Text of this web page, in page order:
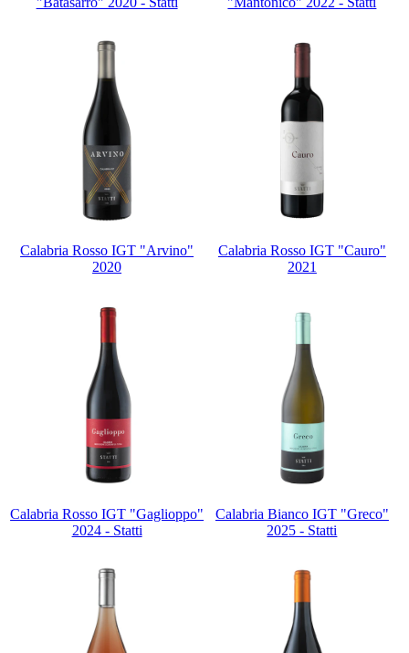
Calabria Rosso IGT "Arvino"
2020
Calabria Rosso IGT "Cauro"
2021
Calabria Rosso IGT "Gaglioppo"
2024 - Statti
Calabria Bianco IGT "Greco"
2025 - Statti